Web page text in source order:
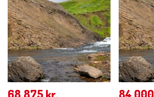
68.875 kr. 84.000